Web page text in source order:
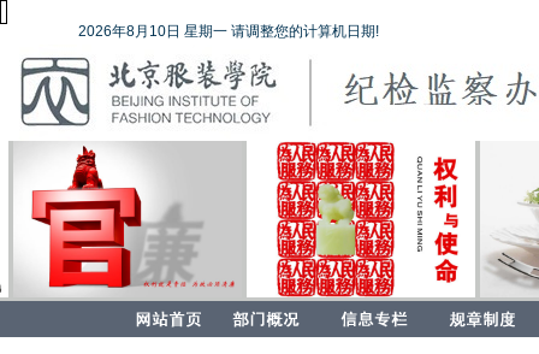
2026年8月10日 星期一 请调整您的计算机日期!